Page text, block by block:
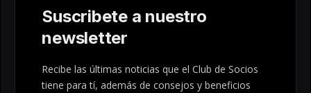
Suscribete a nuestro
newsletter
Recibe las últimas noticias que el Club de Socios
tiene para tí, además de consejos y beneficios